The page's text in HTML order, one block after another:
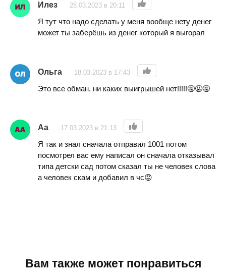
Илез 28.03.2023 в 20:11
Я тут что надо сделать у меня вообще нету денег
может ты заберёшь из денег который я выгорал
Ольга 18.03.2023 в 17:43
Это все обман, ни каких выигрышей нет!!!!!🤬🤬🤬
Аа 17.03.2023 в 21:13
Я так и знал сначала отправил 1001 потом
посмотрел вас ему написал он сначала отказывал
типа детски сад потом сказал ты не человек слова
а человек скам и добавил в чс😡
Вам также может понравиться